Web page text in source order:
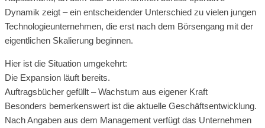
Dynamik zeigt – ein entscheidender Unterschied zu vielen jungen
Technologieunternehmen, die erst nach dem Börsengang mit der
eigentlichen Skalierung beginnen.
Hier ist die Situation umgekehrt:
Die Expansion läuft bereits.
Auftragsbücher gefüllt – Wachstum aus eigener Kraft
Besonders bemerkenswert ist die aktuelle Geschäftsentwicklung.
Nach Angaben aus dem Management verfügt das Unternehmen